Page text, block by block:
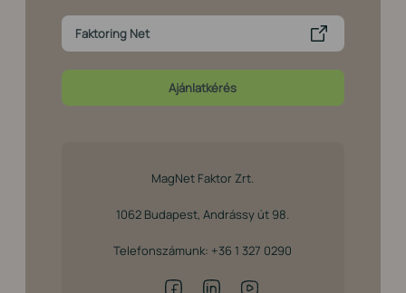
Faktoring Net
Ajánlatkérés
MagNet Faktor Zrt.
1062 Budapest, Andrássy út 98.
Telefonszámunk: +36 1 327 0290